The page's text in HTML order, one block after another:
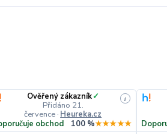
Ověřený zákazník✓
Přidáno 21.
července · Heureka.cz
i
obchod 100 %★★★★★